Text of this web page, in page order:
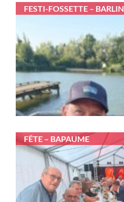
FESTI-FOSSETTE – BARLIN
FÊTE – BAPAUME